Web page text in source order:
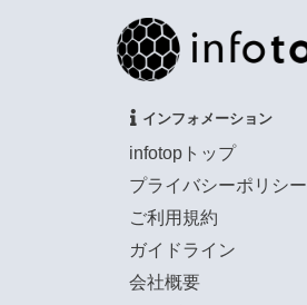
インフォメーション
infotopトップ
プライバシーポリシー
ご利用規約
ガイドライン
会社概要